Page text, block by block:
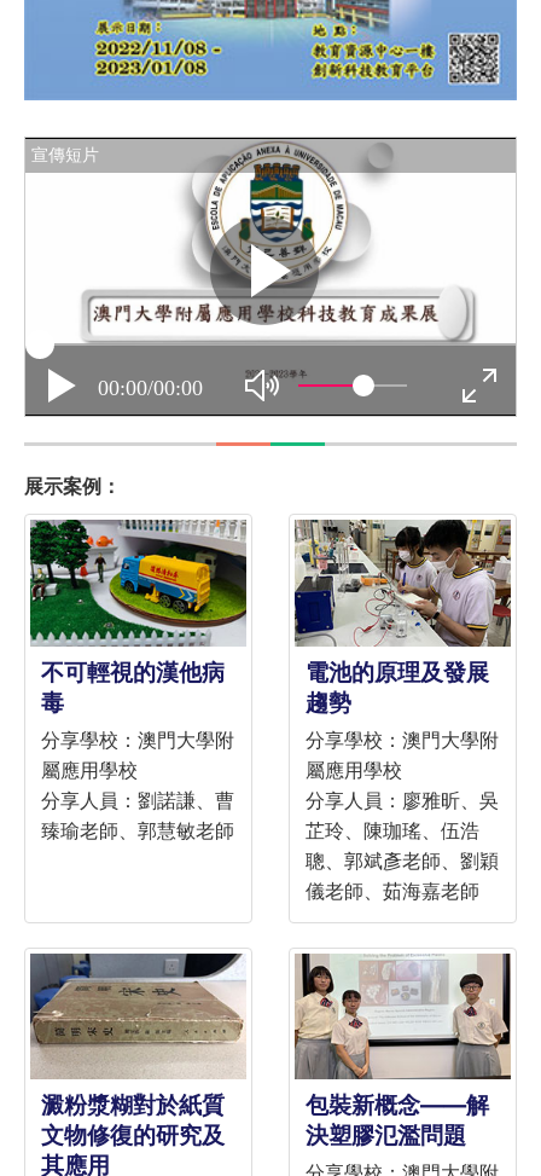
展示案例：
不可輕視的漢他病
毒
分享學校：澳門大學附
屬應用學校
分享人員：劉諾謙、曹
臻瑜老師、郭慧敏老師
電池的原理及發展
趨勢
分享學校：澳門大學附
屬應用學校
分享人員：廖雅昕、吳
芷玲、陳珈瑤、伍浩
聰、郭斌彥老師、劉穎
儀老師、茹海嘉老師
澱粉漿糊對於紙質
文物修復的研究及
其應用
包裝新概念——解
決塑膠氾濫問題